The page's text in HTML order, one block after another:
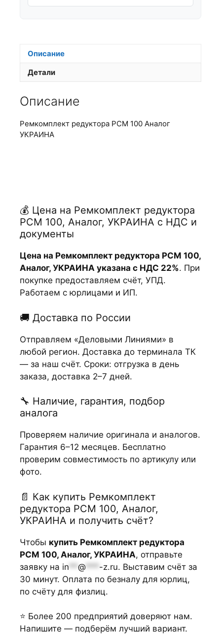
Описание
Детали
Описание
Ремкомплект редуктора РСМ 100 Аналог
УКРАИНА
💰 Цена на Ремкомплект редуктора
РСМ 100, Аналог, УКРАИНА с НДС и
документы
Цена на Ремкомплект редуктора РСМ 100,
Аналог, УКРАИНА указана с НДС 22%. При
покупке предоставляем счёт, УПД.
Работаем с юрлицами и ИП.
🚚 Доставка по России
Отправляем «Деловыми Линиями» в
любой регион. Доставка до терминала ТК
— за наш счёт. Сроки: отгрузка в день
заказа, доставка 2–7 дней.
🔧 Наличие, гарантия, подбор
аналога
Проверяем наличие оригинала и аналогов.
Гарантия 6–12 месяцев. Бесплатно
проверим совместимость по артикулу или
фото.
📄 Как купить Ремкомплект
редуктора РСМ 100, Аналог,
УКРАИНА и получить счёт?
Чтобы купить Ремкомплект редуктора
РСМ 100, Аналог, УКРАИНА, отправьте
заявку на in ** @ *** -z.ru. Выставим счёт за
30 минут. Оплата по безналу для юрлиц,
по счёту для физлиц.
⭐ Более 200 предприятий доверяют нам.
Напишите — подберём лучший вариант.